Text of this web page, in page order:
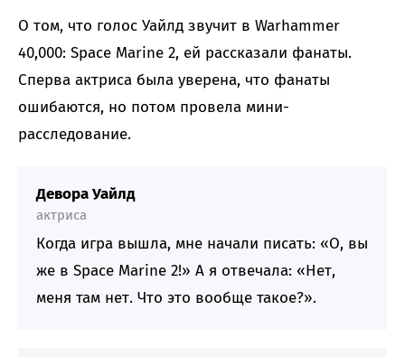
О том, что голос Уайлд звучит в Warhammer
40,000: Space Marine 2, ей рассказали фанаты.
Сперва актриса была уверена, что фанаты
ошибаются, но потом провела мини-
расследование.
Девора Уайлд
актриса
Когда игра вышла, мне начали писать: «О, вы
же в Space Marine 2!» А я отвечала: «Нет,
меня там нет. Что это вообще такое?».